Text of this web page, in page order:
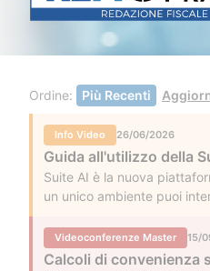
Ordine: Più Recenti
Info Video 26/06/2026
Guida all'utilizzo della
Suite AI è la nuova
un unico ambiente puoi
Videoconferenze Master 15/
Calcoli di convenienza